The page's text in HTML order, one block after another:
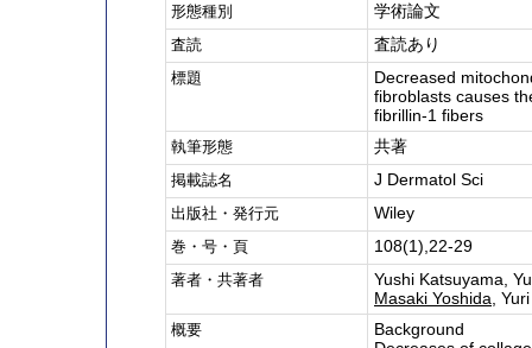
形態種別 学術論文
査読 査読あり
標題
Decreased
fibroblasts causes
fibrillin-1 fibers
執筆形態 共著
掲載誌名 J Dermatol Sci
出版社・発行元 Wiley
巻・号・頁 108(1),22-29
著者・共著者
Yushi Katsuyama,
Masaki Yoshida ,
概要
Background